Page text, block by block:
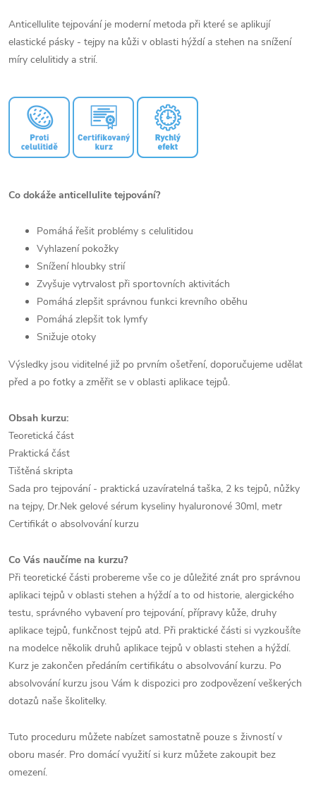
Anticellulite tejpování je moderní metoda při které se aplikují
elastické pásky - tejpy na kůži v oblasti hýždí a stehen na snížení
míry celulitidy a strií.
Co dokáže anticellulite tejpování?
Pomáhá řešit problémy s celulitidou
Vyhlazení pokožky
Snížení hloubky strií
Zvyšuje vytrvalost při sportovních aktivitách
Pomáhá zlepšit správnou funkci krevního oběhu
Pomáhá zlepšit tok lymfy
Snižuje otoky
Výsledky jsou viditelné již po prvním ošetření, doporučujeme udělat
před a po fotky a změřit se v oblasti aplikace tejpů.
Obsah kurzu:
Teoretická část
Praktická část
Tištěná skripta
Sada pro tejpování - praktická uzavíratelná taška, 2 ks tejpů, nůžky
na tejpy, Dr.Nek gelové sérum kyseliny hyaluronové 30ml, metr
Certifikát o absolvování kurzu
Co Vás naučíme na kurzu?
Při teoretické části probereme vše co je důležité znát pro správnou
aplikaci tejpů v oblasti stehen a hýždí a to od historie, alergického
testu, správného vybavení pro tejpování, přípravy kůže, druhy
aplikace tejpů, funkčnost tejpů atd. Při praktické části si vyzkoušíte
na modelce několik druhů aplikace tejpů v oblasti stehen a hýždí.
Kurz je zakončen předáním certifikátu o absolvování kurzu. Po
absolvování kurzu jsou Vám k dispozici pro zodpovězení veškerých
dotazů naše školitelky.
Tuto proceduru můžete nabízet samostatně pouze s živností v
oboru masér. Pro domácí využití si kurz můžete zakoupit bez
omezení.